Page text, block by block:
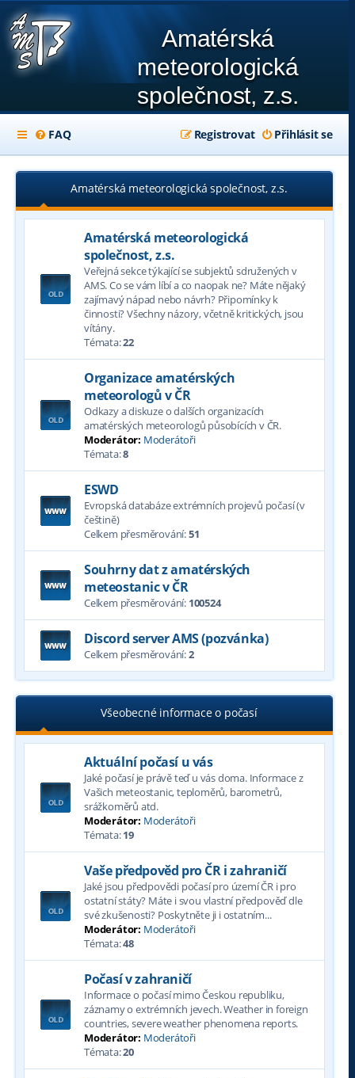
Amatérská
meteorologická
společnost, z.s.
FAQ Přihlásit se
Registrovat
Amatérská meteorologická společnost, z.s.
Amatérská meteorologická
společnost, z.s.
Veřejná sekce týkající se subjektů sdružených v
AMS. Co se vám líbí a co naopak ne? Máte nějaký
zajímavý nápad nebo návrh? Připomínky k
činnosti? Všechny názory, včetně kritických, jsou
vítány.
Témata:22
Organizace amatérských
meteorologů v ČR
Odkazy a diskuze o dalších organizacích
amatérských meteorologů působících v ČR.
Moderátor: Moderátoři
Témata:8
ESWD
Evropská databáze extrémních projevů počasí (v
češtině)
Celkem přesměrování:51
Souhrny dat z amatérských
meteostanic v ČR
Celkem přesměrování: 100524
Discord server AMS (pozvánka)
Celkem přesměrování:2
Všeobecné informace o počasí
Aktuální počasí u vás
Jaké počasí je právě teď u vás doma. Informace z
Vašich meteostanic, teploměrů, barometrů,
srážkoměrů atd.
Moderátor: Moderátoři
Témata:19
Vaše předpověd pro ČR i zahraničí
Jaké jsou předpovědi počasí pro území ČR i pro
ostatní státy? Máte i svou vlastní předpověď dle
své zkušenosti? Poskytněte ji i ostatním...
Moderátor: Moderátoři
Témata:48
Počasí v zahraničí
Informace o počasí mimo Českou republiku,
záznamy o extrémních jevech. Weather in foreign
countries, severe weather phenomena reports.
Moderátor: Moderátoři
Témata:20